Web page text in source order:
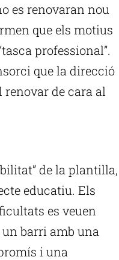
es renovaran nou
que els motius
professional”.
que la direcció
de cara al
de la plantilla,
educatiu. Els
es veuen
un barri amb una
i una